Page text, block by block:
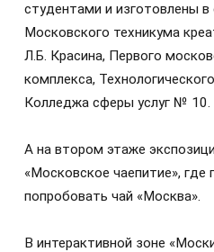
студентами и изготовлены
Московского техникума
Л.Б. Красина, Первого
комплекса,
Колледжа сферы услуг № 10.
А на втором этаже
«Московское чаепитие», где
попробовать чай «Москва».
В интерактивной зоне